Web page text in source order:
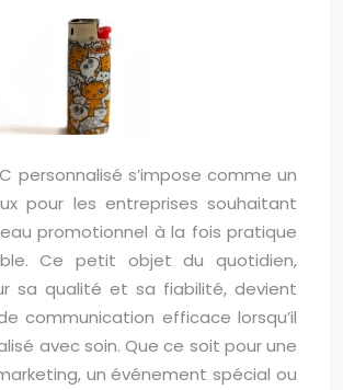
personnalisé s’impose comme un
pour les entreprises souhaitant
promotionnel à la fois pratique
Ce petit objet du quotidien,
sa qualité et sa fiabilité, devient
communication efficace lorsqu’il
avec soin. Que ce soit pour une
un événement spécial ou